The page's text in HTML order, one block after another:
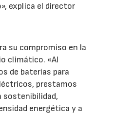
explica el director
su compromiso en la
climático. «Al
de baterías para
prestamos
sostenibilidad,
energética y a